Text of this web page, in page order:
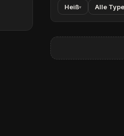
Heiß▾ Alle